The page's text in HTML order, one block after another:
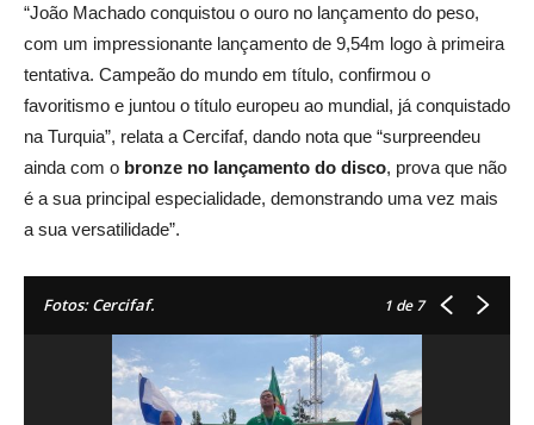
“João Machado conquistou o ouro no lançamento do peso,
com um impressionante lançamento de 9,54m logo à primeira
tentativa. Campeão do mundo em título, confirmou o
favoritismo e juntou o título europeu ao mundial, já conquistado
na Turquia”, relata a Cercifaf, dando nota que “surpreendeu
ainda com o bronze no lançamento do disco, prova que não
é a sua principal especialidade, demonstrando uma vez mais
a sua versatilidade”.
Fotos: Cercifaf. 1 de 7